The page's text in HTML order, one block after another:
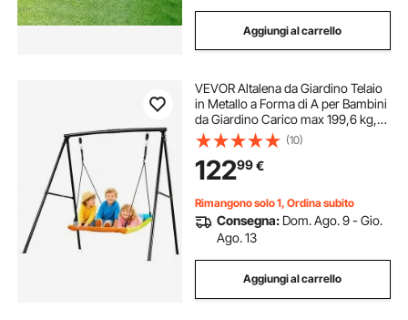
Aggiungi al carrello
VEVOR Altalena da Giardino Telaio
in Metallo a Forma di A per Bambini
da Giardino Carico max 199,6 kg,
Altalena Seduta 150 x 81 cm da
Esterno Cortile Parco Gioco
Struttura Triangolare per Bambini
(10)
12299€
Rimangono solo 1, Ordina subito
Consegna: Dom. Ago. 9 - Gio.
Ago. 13
Aggiungi al carrello